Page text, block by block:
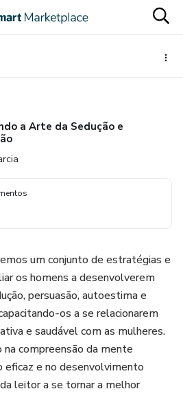
a Arte da Sedução e
um conjunto de estratégias e
os homens a desenvolverem
persuasão, autoestima e
os a se relacionarem
e saudável com as mulheres.
compreensão da mente
eficaz e no desenvolvimento
leitor a se tornar a melhor